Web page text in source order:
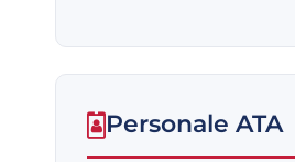
Personale ATA